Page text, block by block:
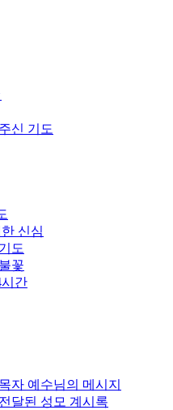
신 기도
신심
도
꽃
간
자 예수님의 메시지
달된 성모 계시록